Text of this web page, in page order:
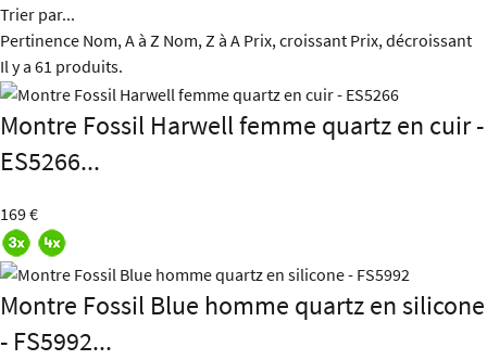
Trier par...
Pertinence Nom, A à Z Nom, Z à A Prix, croissant Prix, décroissant
Il y a 61 produits.
Montre Fossil Harwell femme quartz en cuir -
ES5266...
169 €
Montre Fossil Blue homme quartz en silicone
- FS5992...